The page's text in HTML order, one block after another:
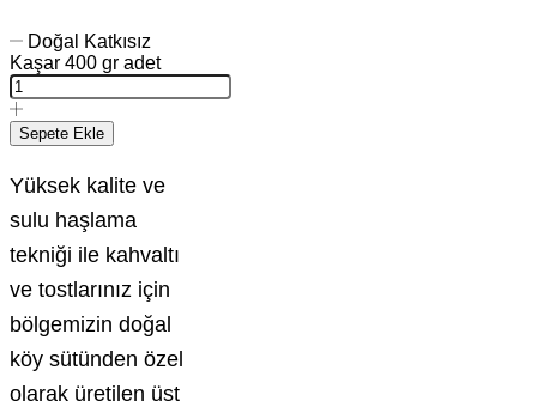
Doğal Katkısız
Kaşar 400 gr adet
Sepete Ekle
Yüksek kalite ve
sulu haşlama
tekniği ile kahvaltı
ve tostlarınız için
bölgemizin doğal
köy sütünden özel
olarak üretilen üst